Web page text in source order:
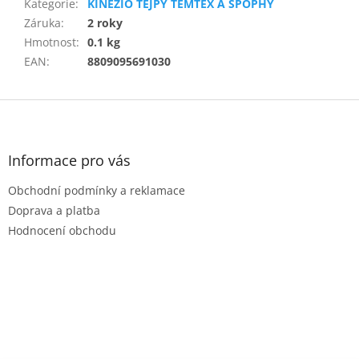
Kategorie:
KINEZIO TEJPY TEMTEX A SPOPHY
Záruka:
2 roky
Hmotnost: 0.1 kg
EAN: 8809095691030
Z
Informace pro vás
Obchodní podmínky a reklamace
Doprava a platba
Hodnocení obchodu